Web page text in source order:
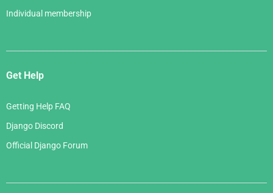
Individual membership
Get Help
Getting Help FAQ
Django Discord
Official Django Forum